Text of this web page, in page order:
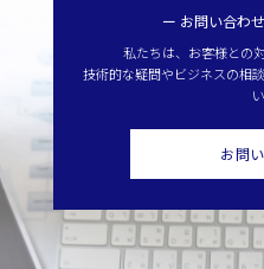
ー お問い合わ
私たちは、お客様との
技術的な疑問やビジネスの相
お問